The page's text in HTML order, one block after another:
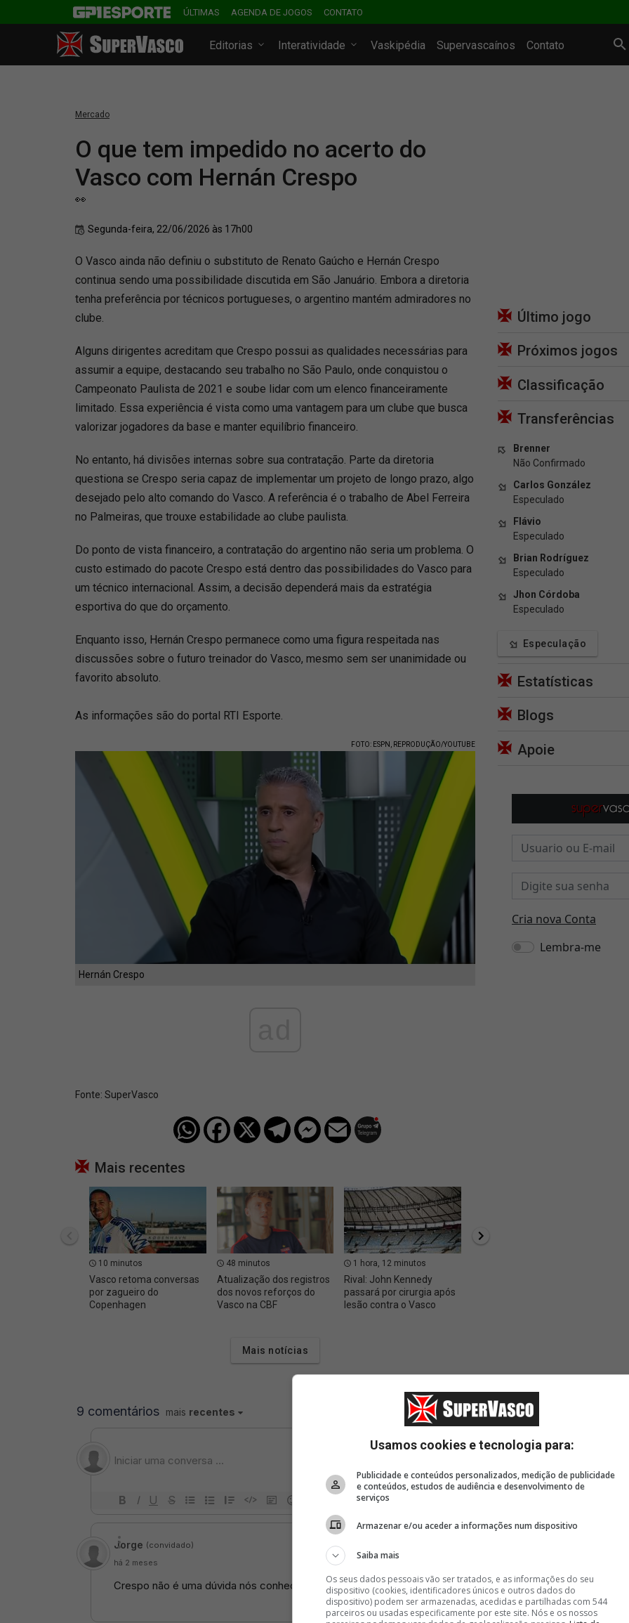
ÚLTIMAS AGENDA DE JOGOS CONTATO
Editorias Interatividade Vaskipédia Supervascaínos Contato
Mercado
O que tem impedido no acerto do
Vasco com Hernán Crespo
👀
Segunda-feira, 22/06/2026 às 17h00
O Vasco ainda não definiu o substituto de Renato Gaúcho e Hernán Crespo
continua sendo uma possibilidade discutida em São Januário. Embora a diretoria
tenha preferência por técnicos portugueses, o argentino mantém admiradores no
clube.
Alguns dirigentes acreditam que Crespo possui as qualidades necessárias para
assumir a equipe, destacando seu trabalho no São Paulo, onde conquistou o
Campeonato Paulista de 2021 e soube lidar com um elenco financeiramente
limitado. Essa experiência é vista como uma vantagem para um clube que busca
valorizar jogadores da base e manter equilíbrio financeiro.
No entanto, há divisões internas sobre sua contratação. Parte da diretoria
questiona se Crespo seria capaz de implementar um projeto de longo prazo, algo
desejado pelo alto comando do Vasco. A referência é o trabalho de Abel Ferreira
no Palmeiras, que trouxe estabilidade ao clube paulista.
Do ponto de vista financeiro, a contratação do argentino não seria um problema. O
custo estimado do pacote Crespo está dentro das possibilidades do Vasco para
um técnico internacional. Assim, a decisão dependerá mais da estratégia
esportiva do que do orçamento.
Enquanto isso, Hernán Crespo permanece como uma figura respeitada nas
discussões sobre o futuro treinador do Vasco, mesmo sem ser unanimidade ou
favorito absoluto.
As informações são do portal RTI Esporte.
FOTO: ESPN, REPRODUÇÃO/YOUTUBE
Hernán Crespo
Fonte: SuperVasco‎‎‎‎‎‎
Mais recentes
10 minutos
Vasco retoma conversas
por zagueiro do
Copenhagen
48 minutos
Atualização dos registros
dos novos reforços do
Vasco na CBF
1 hora, 12 minutos
Rival: John Kennedy
passará por cirurgia após
lesão contra o Vasco
Mais notícias
Último jogo
Próximos jogos
Classificação
Transferências
Brenner
Não Confirmado
Carlos González
Especulado
Flávio
Especulado
Brian Rodríguez
Especulado
Jhon Córdoba
Especulado
Especulação
Estatísticas
Blogs
Apoie
Usamos cookies e tecnologia para:
Publicidade e conteúdos personalizados, medição de publicidade
e conteúdos, estudos de audiência e desenvolvimento de
serviços
Armazenar e/ou aceder a informações num dispositivo
Saiba mais
Os seus dados pessoais vão ser tratados, e as informações do seu
dispositivo (cookies, identificadores únicos e outros dados do
dispositivo) podem ser armazenadas, acedidas e partilhadas com 544
parceiros ou usadas especificamente por este site. Nós e os nossos